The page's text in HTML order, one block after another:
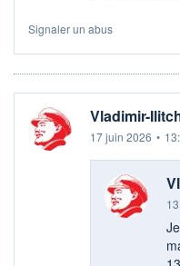
Signaler un abus
Vladimir-
17 juin 2026 •